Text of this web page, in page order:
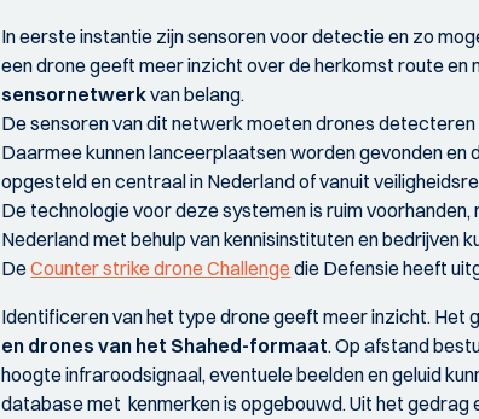
In eerste instantie zijn sensoren voor detectie en zo
een drone geeft meer inzicht over de herkomst route en
sensornetwerkvan belang.
De sensoren van dit netwerk moeten drones detecteren
Daarmee kunnen lanceerplaatsen worden gevonden
opgesteld en centraal in Nederland of vanuit
De technologie voor deze systemen is ruim
Nederland met behulp van kennisinstituten en bedrijven
DeCounter strike drone Challengedie Defensie heeft
Identificeren van het type drone geeft meer inzicht. Het
en drones van het Shahed-formaat. Op afstand
hoogte infraroodsignaal, eventuele beelden en geluid
database met kenmerken is opgebouwd. Uit het gedrag